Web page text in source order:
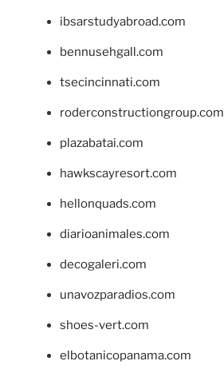
ibsarstudyabroad.com
bennusehgall.com
tsecincinnati.com
roderconstructiongroup.com
plazabatai.com
hawkscayresort.com
hellonquads.com
diarioanimales.com
decogaleri.com
unavozparadios.com
shoes-vert.com
elbotanicopanama.com